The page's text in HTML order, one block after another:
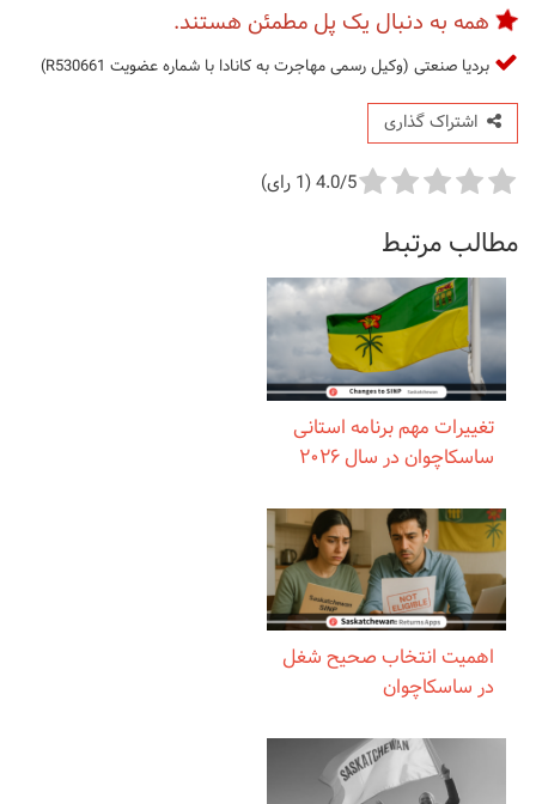
همه به دنبال یک پل مطمئن هستند.
بردیا صنعتی (وکیل رسمی مهاجرت به کانادا با شماره عضویت R530661)
اشتراک گذاری
4.0/5 (1 رای)
مطالب مرتبط
تغییرات مهم برنامه استانی
ساسکاچوان در سال ۲۰۲۶
اهمیت انتخاب صحیح شغل
در ساسکاچوان